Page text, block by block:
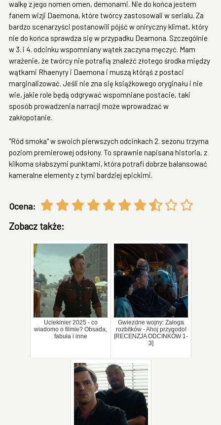
walkę z jego nomen omen, demonami. Nie do końca jestem
fanem wizji Daemona, które twórcy zastosowali w serialu. Za
bardzo scenarzyści postanowili pójść w oniryczny klimat, który
nie do końca sprawdza się w przypadku Deamona. Szczególnie
w 3. i 4. odcinku wspomniany wątek zaczyna męczyć. Mam
wrażenie, że twórcy nie potrafią znaleźć złotego środka między
wątkami Rhaenyry i Daemona i muszą którąś z postaci
marginalizować. Jeśli nie zna się książkowego oryginału i nie
wie, jakie role będą odgrywać wspomniane postacie, taki
sposób prowadzenia narracji może wprowadzać w
zakłopotanie.
"Ród smoka" w swoich pierwszych odcinkach 2. sezonu trzyma
poziom premierowej odsłony. To sprawnie napisana historia, z
kilkoma słabszymi punktami, która potrafi dobrze balansować
kameralne elementy z tymi bardziej epickimi.
Ocena:
Zobacz także:
Uciekinier 2025 - co
wiadomo o filmie? Obsada,
fabuła i inne
Gwiezdne wojny: Załoga
rozbitków - Ahoj przygodo!
[RECENZJA ODCINKÓW 1-
3]